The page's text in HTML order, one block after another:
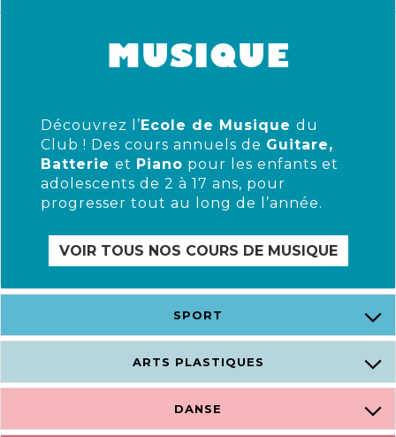
MUSIQUE
Découvrez l’Ecole de Musique du
Club ! Des cours annuels de Guitare,
Batterie et Piano pour les enfants et
adolescents de 2 à 17 ans, pour
progresser tout au long de l’année.
VOIR TOUS NOS COURS DE MUSIQUE
SPORT
ARTS PLASTIQUES
DANSE